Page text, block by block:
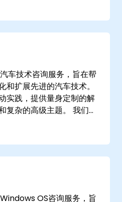
全的远程桌面环境进
方案优化，无论地点如
的顾问直接部署到的设
企业中心，以促进有针
车技术咨询服务，旨在帮
扩展先进的汽车技术。
实践，提供量身定制的解
复杂的高级主题。 我们的
境进行，确保无论身处
的系统。线下咨询可在的
的企业中心进行，为战略
供专用环境。 NobleProg
OS咨询服务，旨